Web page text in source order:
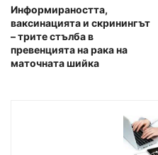
Информираността,
ваксинацията и скринингът
– трите стълба в
превенцията на рака на
маточната шийка